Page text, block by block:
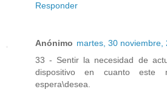
Responder
Anónimo martes, 30 noviembre,
33 - Sentir la necesidad de
dispositivo en cuanto este
espera\desea.